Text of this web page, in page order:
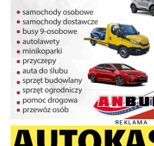
REKLAMA